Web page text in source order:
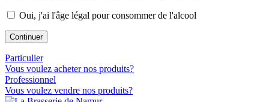
Oui, j'ai l'âge légal pour consommer de l'alcool
Continuer
Particulier
Vous voulez acheter nos produits?
Professionnel
Vous voulez vendre nos produits?